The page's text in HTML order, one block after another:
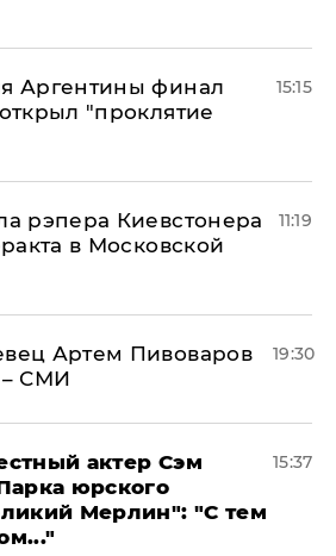
Аргентины финал
"проклятие
15:15
рэпера Киевстонера
в Московской
11:19
Артем Пивоваров
– СМИ
19:30
актер Сэм
юрского
Мерлин": "С тем
15:37